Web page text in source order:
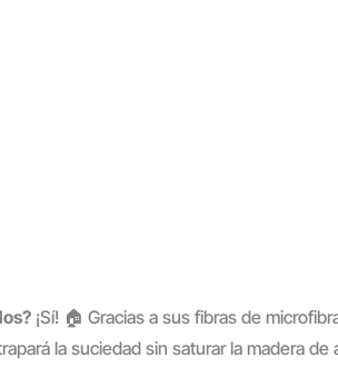
¡Sí! 🏠 Gracias a sus fibras de
la suciedad sin saturar la madera de